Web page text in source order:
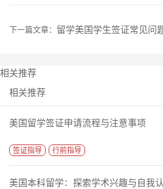
下一篇文章： 留学美国学生签证常见问
相关推荐
相关推荐
美国留学签证申请流程与注意事项
签证指导 行前指导
美国本科留学：探索学术兴趣与自我